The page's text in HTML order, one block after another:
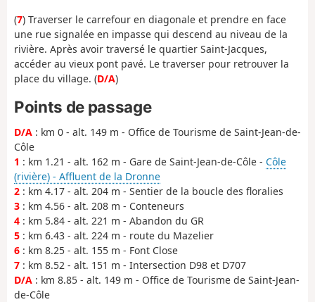
(7) Traverser le carrefour en diagonale et prendre en face
une rue signalée en impasse qui descend au niveau de la
rivière. Après avoir traversé le quartier Saint-Jacques,
accéder au vieux pont pavé. Le traverser pour retrouver la
place du village. (D/A)
Points de passage
D/A : km 0 - alt. 149 m - Office de Tourisme de Saint-Jean-de-
Côle
1 : km 1.21 - alt. 162 m - Gare de Saint-Jean-de-Côle - Côle
(rivière) - Affluent de la Dronne
2 : km 4.17 - alt. 204 m - Sentier de la boucle des floralies
3 : km 4.56 - alt. 208 m - Conteneurs
4 : km 5.84 - alt. 221 m - Abandon du GR
5 : km 6.43 - alt. 224 m - route du Mazelier
6 : km 8.25 - alt. 155 m - Font Close
7 : km 8.52 - alt. 151 m - Intersection D98 et D707
D/A : km 8.85 - alt. 149 m - Office de Tourisme de Saint-Jean-
de-Côle